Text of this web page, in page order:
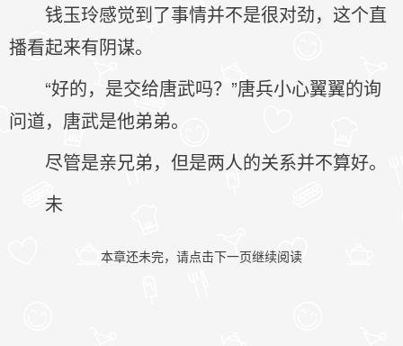
钱玉玲感觉到了事情并不是很对劲，这个直
播看起来有阴谋。
“好的，是交给唐武吗？”唐兵小心翼翼的询
问道，唐武是他弟弟。
尽管是亲兄弟，但是两人的关系并不算好。
未
本章还未完，请点击下一页继续阅读